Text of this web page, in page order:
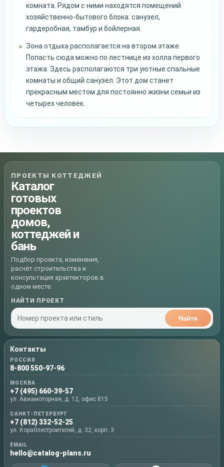
комната. Рядом с ними находятся помещений
хозяйственно-бытового блока: санузел,
гардеробная, тамбур и бойлерная.
Зона отдыха располагается на втором этаже.
Попасть сюда можно по лестнице из холла первого
этажа. Здесь располагаются три уютные спальные
комнаты и общий санузел. Этот дом станет
прекрасным местом для постоянно жизни семьи из
четырех человек.
ПРОЕКТЫ КОТТЕДЖЕЙ
Каталог
готовых
проектов
домов,
коттеджей и
бань
Подбор проекта, изменения,
расчёт строительства и
консультация архитекторов в
одном месте.
НАЙТИ ПРОЕКТ
Найти
Контакты
РОССИЯ
8-800 550-97-96
МОСКВА
+7 (495) 660-39-57
ул. Авиамоторная, д. 12, офис 815
САНКТ-ПЕТЕРБУРГ
+7 (812) 332-52-25
ул. Кораблестроителей, д. 32, корп. 3
EMAIL
hello@catalog-plans.ru